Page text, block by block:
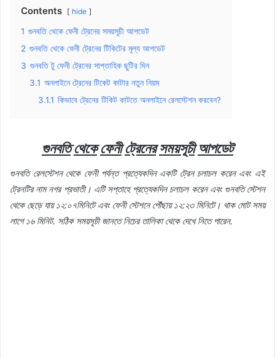
Contents hide
1 গুনবতি থেকে ফেনী ট্রেনের সময়সূচী আপডেট
2 গুনবতি থেকে ফেনী ট্রেনের টিকিটের মূল্য আপডেট
3 গুনবতি টু ফেনী ট্রেনের সাপ্তাহিক ছুটির দিন
3.1 অনলাইনে ট্রেনের টিকেট কাটার নতুন নিয়ম
3.1.1 কিভাবে ট্রেনের টিকিট কাটতে অনলাইনে রেলস্টেশন করবেন?
গুনবতিথেকে ফেনী ট্রেনের সময়সূচী আপডেট
গুনবতি রেলস্টেশন থেকে ফেনী পর্যন্ত প্রত্যেকদিন একটি ট্রেন চলাচল করেন এবং এই
ট্রেনটির নাম নগর প্রভাতী। এটি সপ্তাহে প্রত্যেকদিন চলাচল করেন এবং গুনবতি স্টেশন
থেকে ছেড়ে যায় ১২:০৭মিনিটে এবং ফেনী স্টেশনে পৌঁছায় ১২:২৩ মিনিটে। থাক মোট সময়
লাগে ১৬ মিনিট. সঠিক সময়সূচী জানতে নিচের তালিকা থেকে দেখে নিতে পারেন.